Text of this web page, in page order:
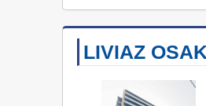
LIVIAZ